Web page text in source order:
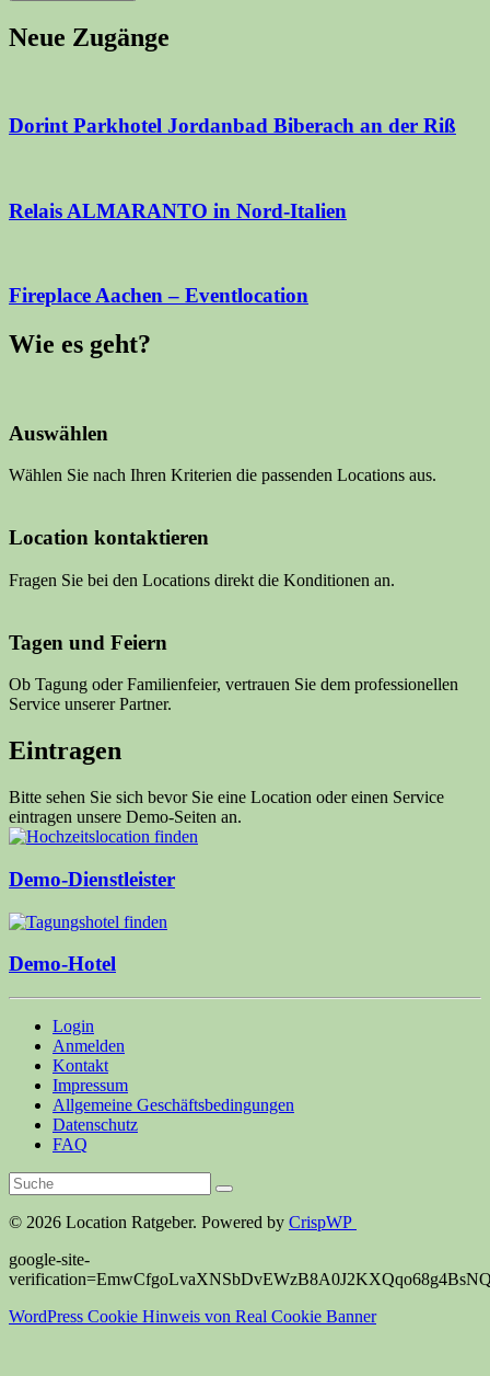
Neue Zugänge
Dorint Parkhotel Jordanbad Biberach an der Riß
Relais ALMARANTO in Nord-Italien
Fireplace Aachen – Eventlocation
Wie es geht?
Auswählen
Wählen Sie nach Ihren Kriterien die passenden Locations aus.
Location kontaktieren
Fragen Sie bei den Locations direkt die Konditionen an.
Tagen und Feiern
Ob Tagung oder Familienfeier, vertrauen Sie dem professionellen
Service unserer Partner.
Eintragen
Bitte sehen Sie sich bevor Sie eine Location oder einen Service
eintragen unsere Demo-Seiten an.
Demo-Dienstleister
Demo-Hotel
Login
Anmelden
Kontakt
Impressum
Allgemeine Geschäftsbedingungen
Datenschutz
FAQ
© 2026 Location Ratgeber. Powered by CrispWP
google-site-
WordPress Cookie Hinweis von Real Cookie Banner